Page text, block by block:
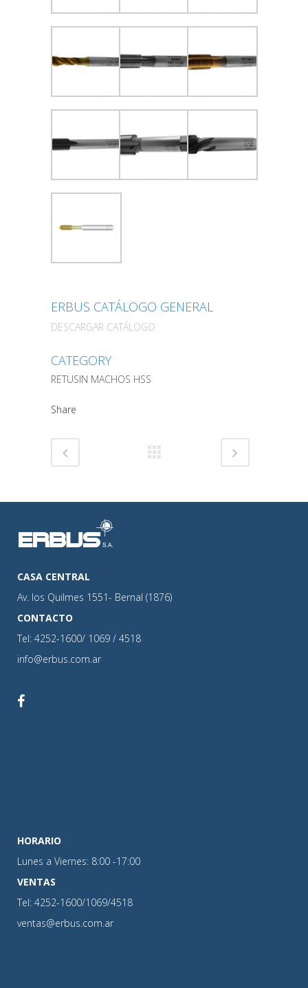
ERBUS CATÁLOGO GENERAL
DESCARGAR CATÁLOGO
CATEGORY
RETUSIN MACHOS HSS
Share
CASA CENTRAL
Av. los Quilmes 1551- Bernal (1876)
CONTACTO
Tel: 4252-1600/ 1069 / 4518
info@erbus.com.ar
HORARIO
Lunes a Viernes: 8:00 -17:00
VENTAS
Tel: 4252-1600/1069/4518
ventas@erbus.com.ar